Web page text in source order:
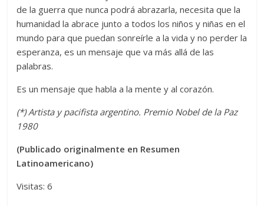
de la guerra que nunca podrá abrazarla, necesita que la
humanidad la abrace junto a todos los niños y niñas en el
mundo para que puedan sonreírle a la vida y no perder la
esperanza, es un mensaje que va más allá de las
palabras.
Es un mensaje que habla a la mente y al corazón.
(*) Artista y pacifista argentino. Premio Nobel de la Paz
1980
(Publicado originalmente en Resumen
Latinoamericano)
Visitas: 6